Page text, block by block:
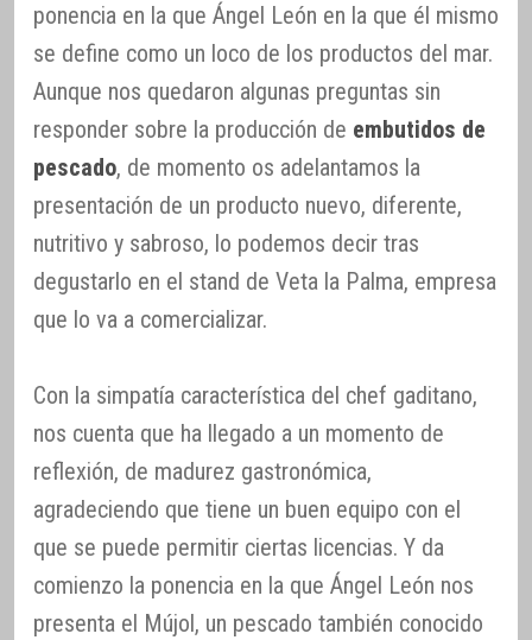
ponencia en la que Ángel León en la que él mismo
se define como un loco de los productos del mar.
Aunque nos quedaron algunas preguntas sin
responder sobre la producción de embutidos de
pescado, de momento os adelantamos la
presentación de un producto nuevo, diferente,
nutritivo y sabroso, lo podemos decir tras
degustarlo en el stand de Veta la Palma, empresa
que lo va a comercializar.
Con la simpatía característica del chef gaditano,
nos cuenta que ha llegado a un momento de
reflexión, de madurez gastronómica,
agradeciendo que tiene un buen equipo con el
que se puede permitir ciertas licencias. Y da
comienzo la ponencia en la que Ángel León nos
presenta el Mújol, un pescado también conocido